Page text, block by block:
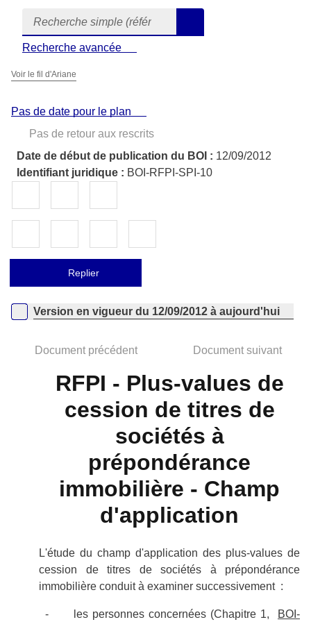
Formulaire
de
recherche
Recherche simple (références, mots clés, partie du titre)
Recherche avancée
Voir le fil d'Ariane
Pas de date pour le plan
Pas de retour aux rescrits
Date de début de publication du BOI : 12/09/2012
Identifiant juridique : BOI-RFPI-SPI-10
Replier
Versions sur la période
Version en vigueur du 12/09/2012 à aujourd'hui
Document précédent Document suivant
RFPI - Plus-values de
cession de titres de
sociétés à
prépondérance
immobilière ‑ Champ
d'application
L'étude du champ d'application des plus-values de
cession de titres de sociétés à prépondérance
immobilière conduit à examiner successivement :
les personnes concernées (Chapitre 1, BOI-